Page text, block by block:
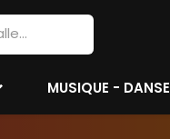
MUSIQUE - DANSE